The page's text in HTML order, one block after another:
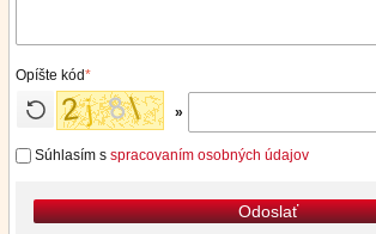
Opíšte kód*
»
Súhlasím s spracovaním osobných údajov
Odoslať